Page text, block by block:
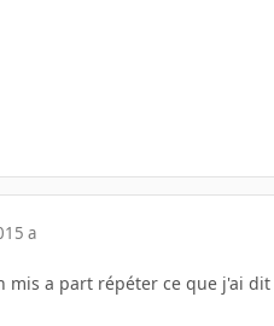
15 a
mis a part répéter ce que j'ai dit